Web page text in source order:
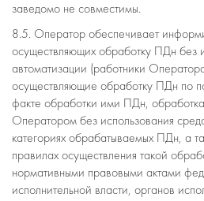
заведомо не совместимы.
8.5. Оператор обеспечивает
осуществляющих обработку ПДн без
автоматизации (работники
осуществляющие обработку ПДн по
факте обработки ими ПДн, обработка
Оператором без использования
категориях обрабатываемых ПДн, а
правилах осуществления такой
нормативными правовыми актами
исполнительной власти, органов